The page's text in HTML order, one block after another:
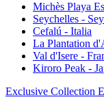
Michès Playa
Seychelles -
Cefalú - Italia
La Plantation
Val d'Isere -
Kiroro Peak -
Exclusive Collection